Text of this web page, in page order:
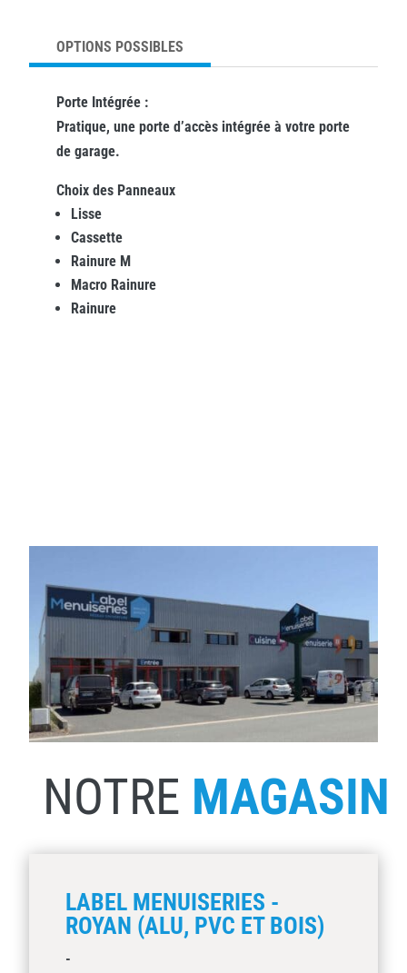
OPTIONS POSSIBLES
Porte Intégrée :
Pratique, une porte d’accès intégrée à votre porte
de garage.
Choix des Panneaux
Lisse
Cassette
Rainure M
Macro Rainure
Rainure
NOTRE MAGASIN
LABEL MENUISERIES -
ROYAN (ALU, PVC ET BOIS)
-